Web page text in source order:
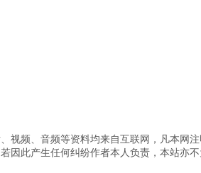
视频、音频等资料均来自互联网，凡本网
因此产生任何纠纷作者本人负责，本站亦